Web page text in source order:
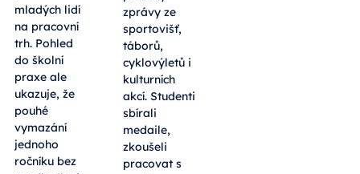
mladých lidí
na pracovní
trh. Pohled
do školní
praxe ale
ukazuje, že
pouhé
vymazání
jednoho
ročníku bez
zprávy ze
sportovišť,
táborů,
cyklovýletů i
kulturních
akcí. Studenti
sbírali
medaile,
zkoušeli
pracovat s